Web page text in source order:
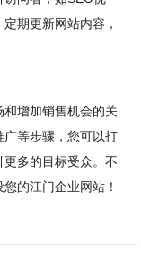
期更新网站内容，
增加销售机会的关
等步骤，您可以打
多的目标受众。不
的江门企业网站！